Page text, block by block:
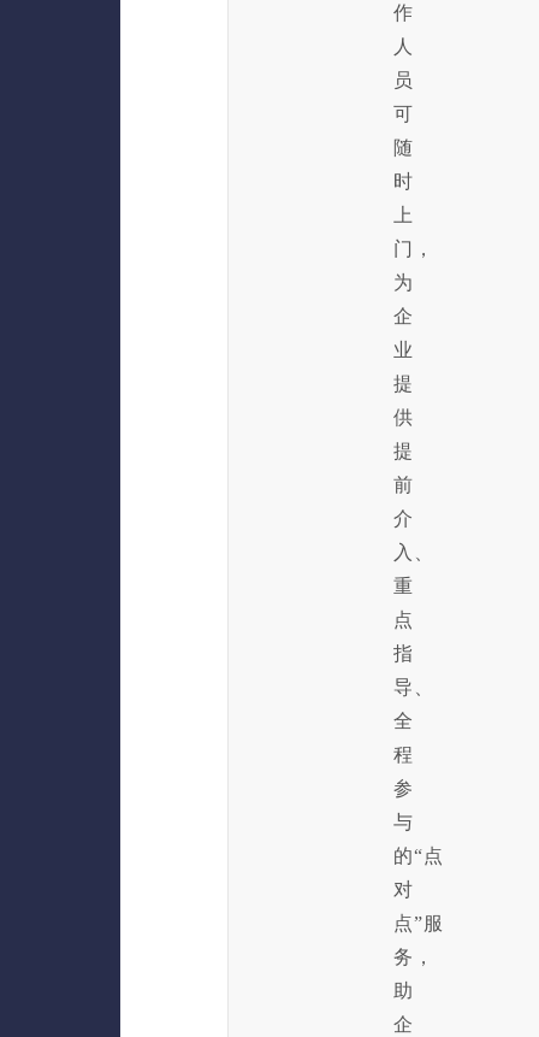
作
人
员
可
随
时
上
门，
为
企
业
提
供
提
前
介
入、
重
点
指
导、
全
程
参
与
的“点
对
点”服
务，
助
企